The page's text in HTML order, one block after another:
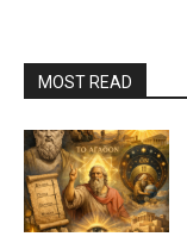
MOST READ